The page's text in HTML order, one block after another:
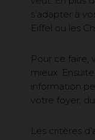
s’adapter à
Eiffel ou les
Pour ce faire,
mieux.
information
votre foyer,
Les critères